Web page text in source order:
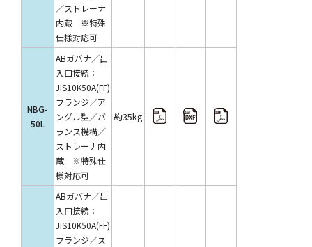
／ストレーナ
内蔵 ※特殊
仕様対応可
NBG-
50L
ABガバナ／出
入口接続：
JIS10K50A(FF)
フランジ／ア
ングル型／バ
ランス機構／
ストレーナ内
蔵 ※特殊仕
様対応可
約35kg
ABガバナ／出
入口接続：
JIS10K50A(FF)
フランジ／ス